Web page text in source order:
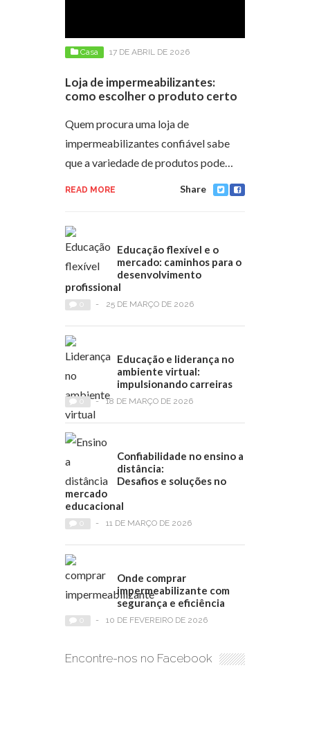
Casa 17 DE ABRIL DE 2026
Loja de impermeabilizantes:
como escolher o produto certo
Quem procura uma loja de
impermeabilizantes confiável sabe
que a variedade de produtos pode…
READ MORE Share
Educação flexível e o
mercado: caminhos para o
desenvolvimento
profissional
- 25 DE MARÇO DE 2026
Educação e liderança no
ambiente virtual:
impulsionando carreiras
- 18 DE MARÇO DE 2026
Confiabilidade no ensino a
distância:
Desafios e soluções no
mercado
educacional
- 11 DE MARÇO DE 2026
Onde comprar
impermeabilizante com
segurança e eficiência
- 10 DE FEVEREIRO DE 2026
Encontre-nos no Facebook